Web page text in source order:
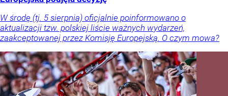
W środę (tj. 5 sierpnia) oficjalnie poinformowano o
aktualizacji tzw. polskiej liście ważnych wydarzeń,
zaakceptowanej przez Komisję Europejską. O czym mowa?